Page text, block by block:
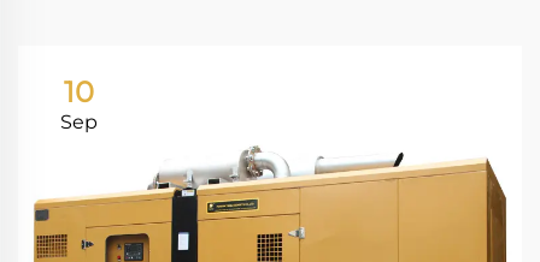
10
Sep